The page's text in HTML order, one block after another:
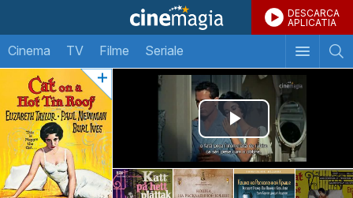
DESCARCA
APLICATIA
Cinema TV Filme Seriale